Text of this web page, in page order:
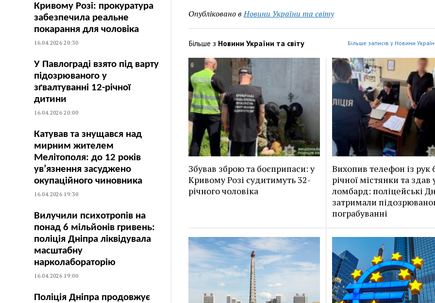
Кривому Розі: прокуратура
забезпечила реальне
покарання для чоловіка
16.04.2026 20:30
У Павлограді взято під варту
підозрюваного у
зґвалтуванні 12-річної
дитини
16.04.2026 20:00
Катував та знущався над
мирним жителем
Мелітополя: до 12 років
ув’язнення засуджено
окупаційного чиновника
16.04.2026 19:30
Вилучили психотропів на
понад 6 мільйонів гривень:
поліція Дніпра ліквідувала
масштабну
нарколабораторію
16.04.2026 19:00
Поліція Дніпра продовжує
Опубліковано в Новини України та світу
Більше з Новини України та світу Більше записів у Новини
Збував зброю та боєприпаси: у
Кривому Розі судитимуть 32-
річного чоловіка
Вихопив телефон із рук
річної містянки та здав
ломбард: поліцейські
затримали
пограбуванні